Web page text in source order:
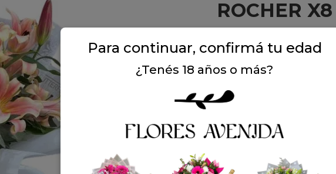
ROCHER X8
Ramo de flores
chocolate Ferrero
Precio: $ 107.900
Para continuar, confirmá tu edad
¿Tenés 18 años o más?